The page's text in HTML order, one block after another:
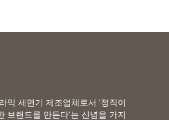
믹 세면기 제조업체로서 '정직이
브랜드를 만든다'는 신념을 가지